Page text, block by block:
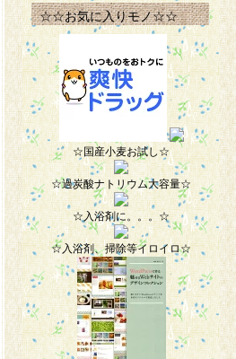
☆☆お気に入りモノ☆☆
☆国産小麦お試し☆
☆過炭酸ナトリウム大容量☆
☆入浴剤に。。。☆
☆入浴剤、掃除等イロイロ☆